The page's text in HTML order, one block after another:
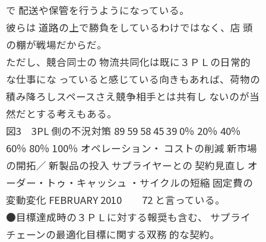
で 配送や保管を行うようになっている。
彼らは 道路の上で勝負をしているわけではなく、店 頭
の棚が戦場だからだ。
ただし、競合同士の 物流共同化は既に３ＰＬの日常的
な仕事にな っていると感じている向きもあれば、荷物の
積み降ろしスペースさえ競争相手とは共有し ないのが当
然だとする考えもある。
図3 3PL 側の不況対策 89 59 58 45 39 0％ 20％ 40％
60％ 80％ 100％ オペレーション・ コストの削減 新市場
の開拓／ 新製品の投入 サプライヤーとの 契約見直し オ
ーダー・トゥ・キャッシュ ・サイクルの短縮 固定費の
変動変化 FEBRUARY 2010 72 と言っている。
●目標達成時の３ＰＬに対する報奨も含む、 サプライ
チェーンの最適化目標に関する双務 的な契約。